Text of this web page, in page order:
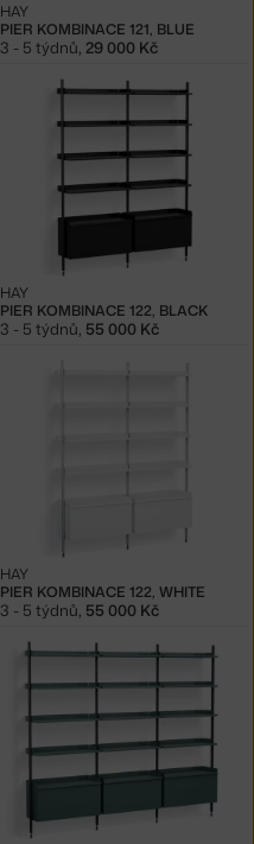
PIER KOMBINACE 121, BLUE
HAY
3 - 5 týdnů, 29 000 Kč
PIER KOMBINACE 122, BLACK
HAY
3 - 5 týdnů, 55 000 Kč
PIER KOMBINACE 122, WHITE
HAY
3 - 5 týdnů, 55 000 Kč